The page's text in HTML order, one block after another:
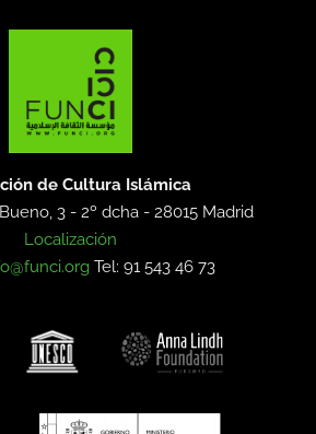
de Cultura Islámica
3 - 2º dcha -28015 Madrid
Localización
Tel: 91 543 46 73